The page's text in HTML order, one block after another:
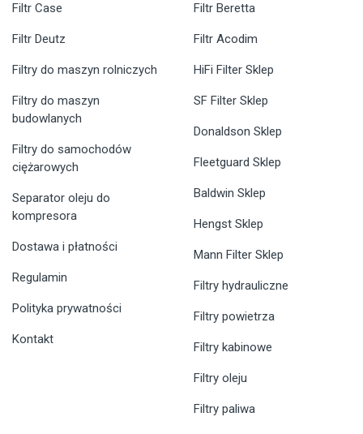
Filtr Case
Filtr Deutz
Filtr Beretta
Filtr Acodim
Filtry do maszyn rolniczych
Filtry do maszyn
budowlanych
Filtry do samochodów
ciężarowych
Separator oleju do
kompresora
Dostawa i płatności
Regulamin
Polityka prywatności
Kontakt
HiFi Filter Sklep
SF Filter Sklep
Donaldson Sklep
Fleetguard Sklep
Baldwin Sklep
Hengst Sklep
Mann Filter Sklep
Filtry hydrauliczne
Filtry powietrza
Filtry kabinowe
Filtry oleju
Filtry paliwa